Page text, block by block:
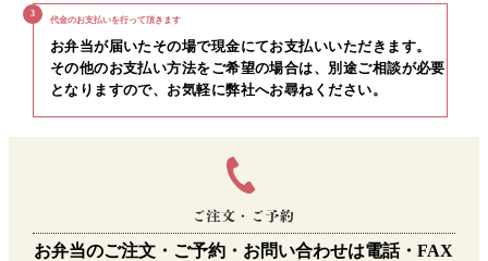
3
代金のお支払いを行って頂きます
お弁当が届いたその場で現金にてお支払いいただきます。
その他のお支払い方法をご希望の場合は、別途ご相談が必要
となりますので、お気軽に弊社へお尋ねください。
お弁当のご注文・ご予約・お問い合わせは電話・FAX